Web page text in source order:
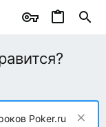
Poker.ru